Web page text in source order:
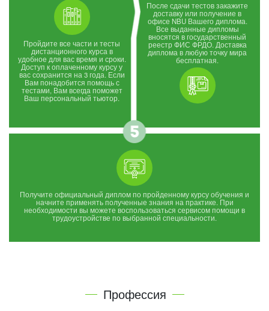
Пройдите все части и тесты
дистанционного курса в
удобное для вас время и сроки.
Доступ к оплаченному курсу у
вас сохранится на 3 года. Если
Вам понадобится помощь с
тестами, Вам всегда поможет
Ваш персональный тьютор.
После сдачи тестов закажите
доставку или получение в
офисе NBU Вашего диплома.
Все выданные дипломы
вносятся в государственный
реестр ФИС ФРДО. Доставка
диплома в любую точку мира
бесплатная.
Получите официальный диплом по пройденному курсу обучения и
начните применять полученные знания на практике. При
необходимости вы можете воспользоваться сервисом помощи в
трудоустройстве по выбранной специальности.
Профессия